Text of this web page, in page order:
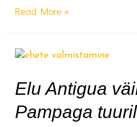
Õllejumala
Read More »
Elu Antigua
Pampaga